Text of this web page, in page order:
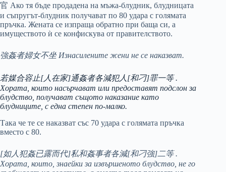
官 Ако тя бъде продадена на мъжа-блудник, блудницата
и съпругът-блудник получават по 80 удара с голямата
пръчка. Жената се изпраща обратно при баща си, а
имуществото ѝ се конфискува от правителството.
強姦者婦女不坐 Изнасилените жени не се наказват.
若媒合容止[人在家]通姦者各減犯人[和刁]罪一等 .
Хората, които насърчават или предоставят подслон за
блудство, получават същото наказание като
блудниците, с една степен по-малко.
Така че те се наказват със 70 удара с голямата пръчка
вместо с 80.
[如人犯姦已露而代]私和姦事者各減[和刁強]二等 .
Хората, които, знаейки за извършеното блудство, не го